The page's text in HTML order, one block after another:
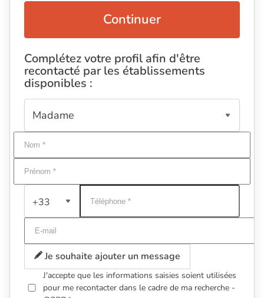
Continuer
Complétez votre profil afin d'être
recontacté par les établissements
disponibles :
+33
Je souhaite ajouter un message
J'accepte que les informations saisies soient utilisées
pour me recontacter dans le cadre de ma recherche -